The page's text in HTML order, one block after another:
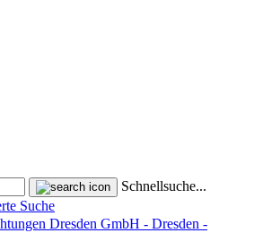
Schnellsuche...
Suche